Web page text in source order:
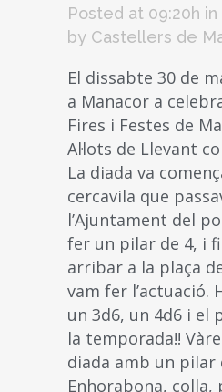
Posted at 09:20h in
by Castellers de
El dissabte 30 de
a Manacor a
Fires i Festes de
Al·lots de Llevant
La diada va
cercavila que
l’Ajuntament del
fer un pilar de 4, i
arribar a la plaça
vam fer l’actuació.
un 3d6, un 4d6 i el
la temporada!!
diada amb un pilar
Enhorabona, colla,